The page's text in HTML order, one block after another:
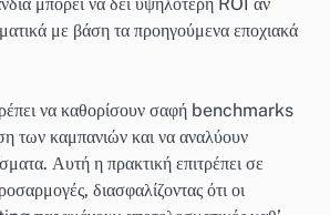
με βάση τα προηγούμενα εποχιακά
να καθορίσουν σαφή benchmarks
των καμπανιών και να αναλύουν
Αυτή η πρακτική επιτρέπει σε
διασφαλίζοντας ότι οι